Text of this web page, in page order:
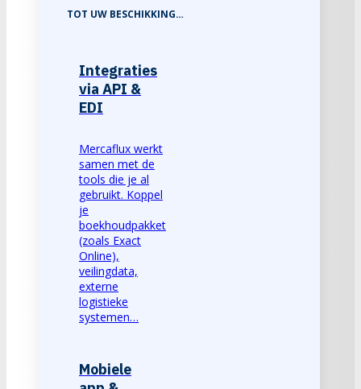
TOT UW BESCHIKKING…
Integraties
via API &
EDI
Mercaflux werkt
samen met de
tools die je al
gebruikt. Koppel
je
boekhoudpakket
(zoals Exact
Online),
veilingdata,
externe
logistieke
systemen…
Mobiele